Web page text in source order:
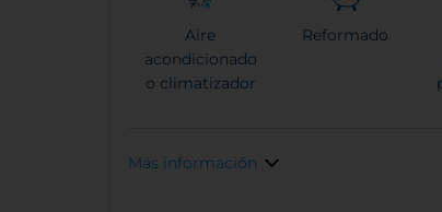
Aire
acondicionado
o climatizador
Reformado
Más información